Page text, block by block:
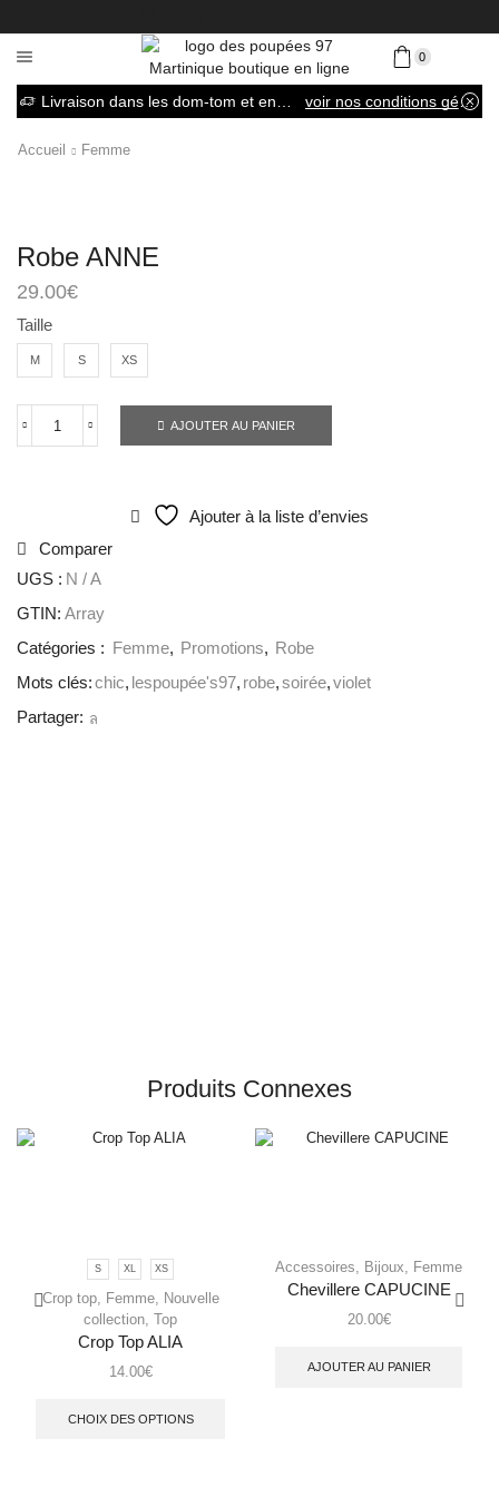
0
voir nos conditions générales de vente
Accueil Femme
Robe ANNE
29.00€
Taille
M S XS
AJOUTER AU PANIER
Ajouter à la liste d’envies
Comparer
UGS : N / A
GTIN: Array
Catégories :
Femme, Promotions, Robe
Mots clés:chic, lespoupée's97, robe,soirée,violet
Partager:
Produits Connexes
S XL XS
Crop top, Femme, Nouvelle
collection Top
Crop Top ALIA
14.00€
CHOIX DES OPTIONS
Accessoires Bijoux Femme
Chevillere CAPUCINE
20.00€
AJOUTER AU PANIER